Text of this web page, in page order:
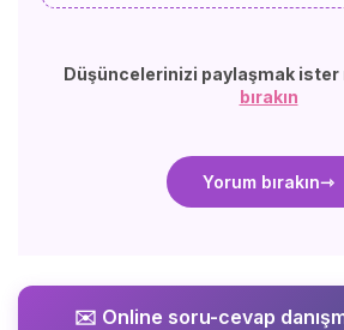
Düşüncelerinizi paylaşmak ister
bırakın
Yorum bırakın
✉️ Online soru-cevap